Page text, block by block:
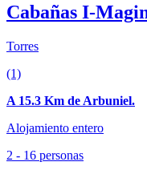
Cabañas I-
Torres
(1)
A 15.3 Km de Arbuniel.
Alojamiento entero
2 - 16 personas